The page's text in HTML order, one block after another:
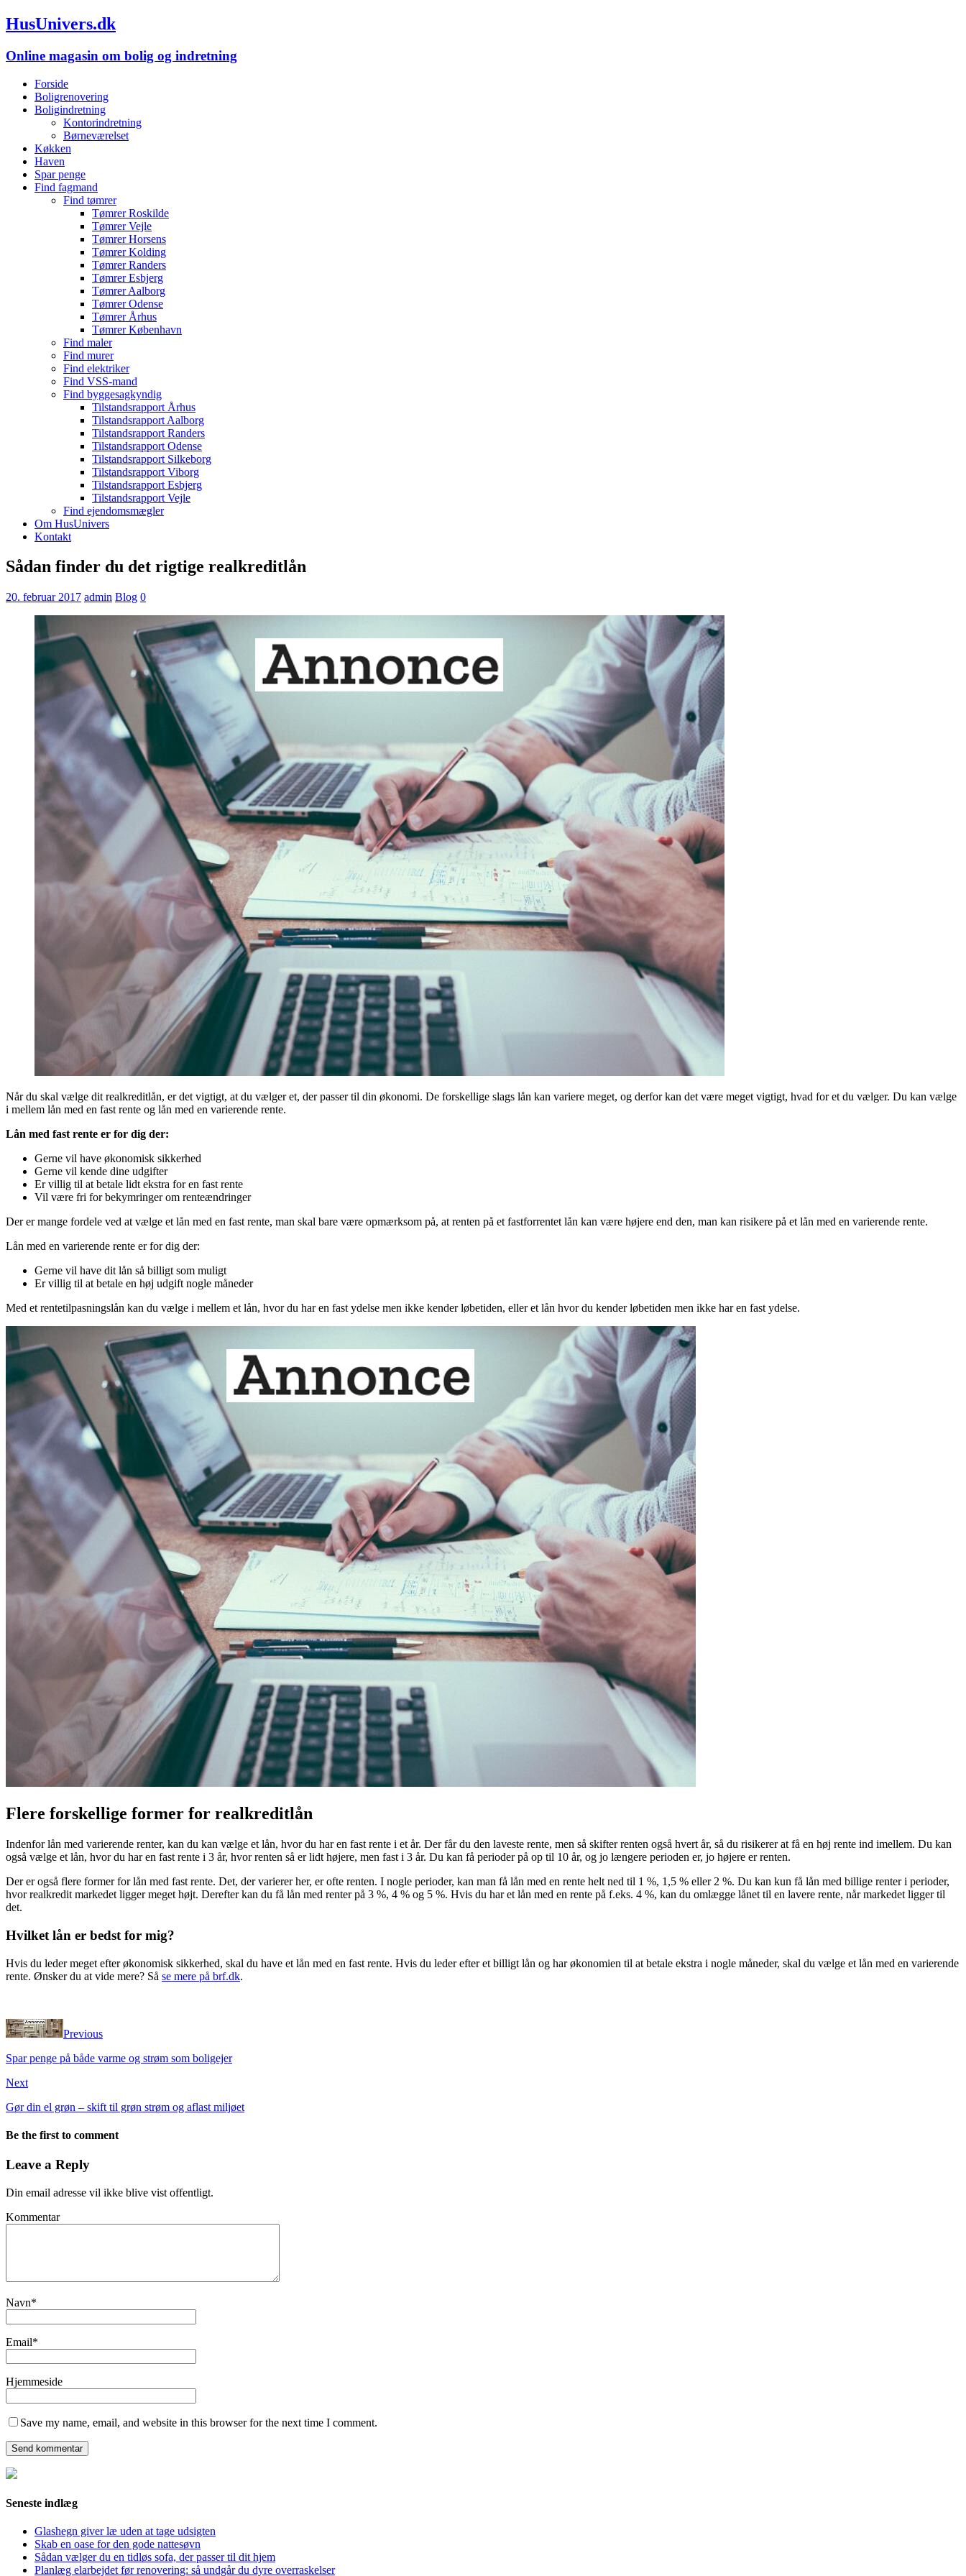
HusUnivers.dk
Online magasin om bolig og indretning
Forside
Boligrenovering
Boligindretning
Kontorindretning
Børneværelset
Køkken
Haven
Spar penge
Find fagmand
Find tømrer
Tømrer Roskilde
Tømrer Vejle
Tømrer Horsens
Tømrer Kolding
Tømrer Randers
Tømrer Esbjerg
Tømrer Aalborg
Tømrer Odense
Tømrer Århus
Tømrer København
Find maler
Find murer
Find elektriker
Find VSS-mand
Find byggesagkyndig
Tilstandsrapport Århus
Tilstandsrapport Aalborg
Tilstandsrapport Randers
Tilstandsrapport Odense
Tilstandsrapport Silkeborg
Tilstandsrapport Viborg
Tilstandsrapport Esbjerg
Tilstandsrapport Vejle
Find ejendomsmægler
Om HusUnivers
Kontakt
Sådan finder du det rigtige realkreditlån
20. februar 2017 admin Blog 0
Når du skal vælge dit realkreditlån, er det vigtigt, at du vælger et, der passer til din økonomi. De forskellige slags lån kan variere meget, og derfor kan det være meget vigtigt, hvad for et du vælger. Du kan vælge
i mellem lån med en fast rente og lån med en varierende rente.
Lån med fast rente er for dig der:
Gerne vil have økonomisk sikkerhed
Gerne vil kende dine udgifter
Er villig til at betale lidt ekstra for en fast rente
Vil være fri for bekymringer om renteændringer
Der er mange fordele ved at vælge et lån med en fast rente, man skal bare være opmærksom på, at renten på et fastforrentet lån kan være højere end den, man kan risikere på et lån med en varierende rente.
Lån med en varierende rente er for dig der:
Gerne vil have dit lån så billigt som muligt
Er villig til at betale en høj udgift nogle måneder
Med et rentetilpasningslån kan du vælge i mellem et lån, hvor du har en fast ydelse men ikke kender løbetiden, eller et lån hvor du kender løbetiden men ikke har en fast ydelse.
Flere forskellige former for realkreditlån
Indenfor lån med varierende renter, kan du kan vælge et lån, hvor du har en fast rente i et år. Der får du den laveste rente, men så skifter renten også hvert år, så du risikerer at få en høj rente ind imellem. Du kan
også vælge et lån, hvor du har en fast rente i 3 år, hvor renten så er lidt højere, men fast i 3 år. Du kan få perioder på op til 10 år, og jo længere perioden er, jo højere er renten.
Der er også flere former for lån med fast rente. Det, der varierer her, er ofte renten. I nogle perioder, kan man få lån med en rente helt ned til 1 %, 1,5 % eller 2 %. Du kan kun få lån med billige renter i perioder,
hvor realkredit markedet ligger meget højt. Derefter kan du få lån med renter på 3 %, 4 % og 5 %. Hvis du har et lån med en rente på f.eks. 4 %, kan du omlægge lånet til en lavere rente, når markedet ligger til
det.
Hvilket lån er bedst for mig?
Hvis du leder meget efter økonomisk sikkerhed, skal du have et lån med en fast rente. Hvis du leder efter et billigt lån og har økonomien til at betale ekstra i nogle måneder, skal du vælge et lån med en varierende
rente. Ønsker du at vide mere? Så se mere på brf.dk.
Previous
Spar penge på både varme og strøm som boligejer
Next
Gør din el grøn – skift til grøn strøm og aflast miljøet
Be the first to comment
Leave a Reply
Din email adresse vil ikke blive vist offentligt.
Kommentar
Navn*
Email*
Hjemmeside
Save my name, email, and website in this browser for the next time I comment.
Seneste indlæg
Glashegn giver læ uden at tage udsigten
Skab en oase for den gode nattesøvn
Sådan vælger du en tidløs sofa, der passer til dit hjem
Planlæg elarbejdet før renovering: så undgår du dyre overraskelser